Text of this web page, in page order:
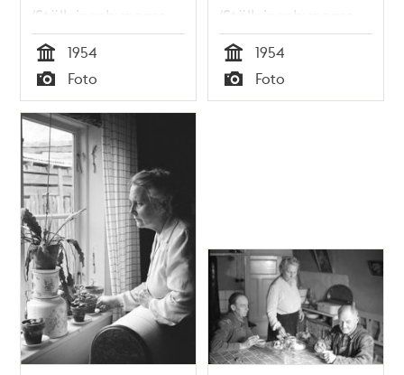
(Ställningsbyggare
John Svensson.)
Tid
1954
Typ
Foto
(Ställningsbyggare
John Svensson.)
Tid
1954
Typ
Foto